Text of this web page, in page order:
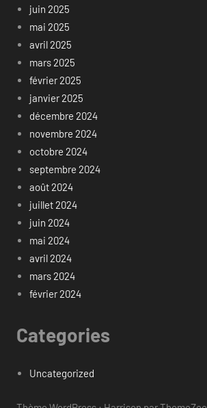
juin 2025
mai 2025
avril 2025
mars 2025
février 2025
janvier 2025
décembre 2024
novembre 2024
octobre 2024
septembre 2024
août 2024
juillet 2024
juin 2024
mai 2024
avril 2024
mars 2024
février 2024
Categories
Uncategorized